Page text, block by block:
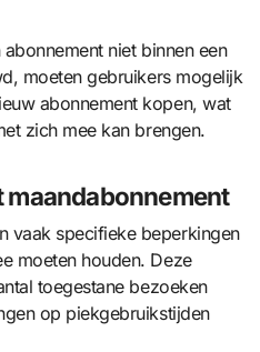
niet binnen een
moeten gebruikers mogelijk
abonnement kopen, wat
zich mee kan brengen.
maandabonnement
vaak specifieke beperkingen
moeten houden. Deze
toegestane bezoeken
op piekgebruikstijden